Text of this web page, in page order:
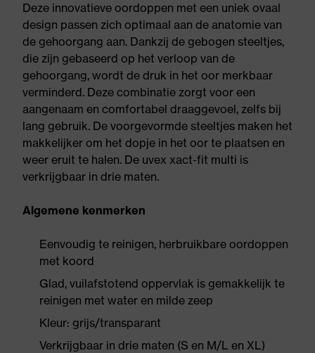
Deze innovatieve oordoppen met een uniek ovaal
design passen zich optimaal aan de anatomie van
de gehoorgang aan. Dankzij de gebogen steeltjes,
die zijn gebaseerd op het verloop van de
gehoorgang, wordt de druk in het oor merkbaar
verminderd. Deze combinatie zorgt voor een
aangenaam en comfortabel draaggevoel, zelfs bij
lang gebruik. De voorgevormde steeltjes maken het
makkelijker om het dopje in het oor te plaatsen en
weer eruit te halen. De uvex xact-fit multi is
verkrijgbaar in drie maten.
Algemene kenmerken
Eenvoudig te reinigen, herbruikbare oordoppen
met koord
Glad, vuilafstotend oppervlak is gemakkelijk te
reinigen met water en milde zeep
Kleur: grijs/transparant
Verkrijgbaar in drie maten (S en M/L en XL)